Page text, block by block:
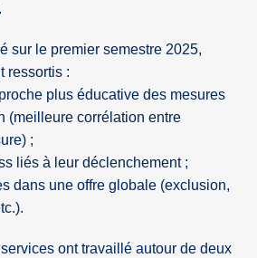
sur le premier semestre 2025,
ressortis :
plus éducative des mesures
(meilleure corrélation entre
;
liés à leur déclenchement ;
dans une offre globale (exclusion,
ont travaillé autour de deux